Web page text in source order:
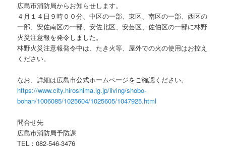
広島市消防局からお知らせします。
４月１４日９時００分、中区の一部、東区、南区の一部、西区の
一部、安佐南区の一部、安佐北区、安芸区、佐伯区の一部に林野
火災注意報を発令しました。
林野火災注意報発令中は、たき火等、屋外での火の使用はお控え
ください。
なお、詳細は広島市公式ホームページをご確認ください。
https://www.city.hiroshima.lg.jp/living/shobo-
bohan/1006085/1025604/1025605/1047925.html
問合せ先
広島市消防局予防課
TEL：082-546-3476